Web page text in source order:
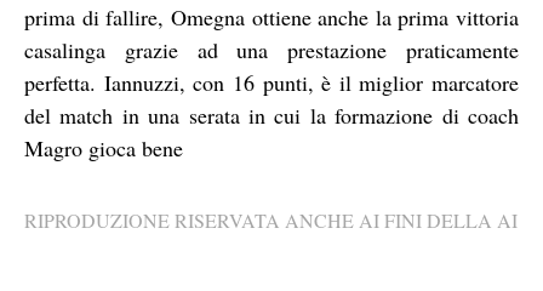
prima di fallire, Omegna ottiene anche la prima vittoria
casalinga grazie ad una prestazione praticamente
perfetta. Iannuzzi, con 16 punti, è il miglior marcatore
del match in una serata in cui la formazione di coach
Magro gioca bene
RIPRODUZIONE RISERVATA ANCHE AI FINI DELLA AI